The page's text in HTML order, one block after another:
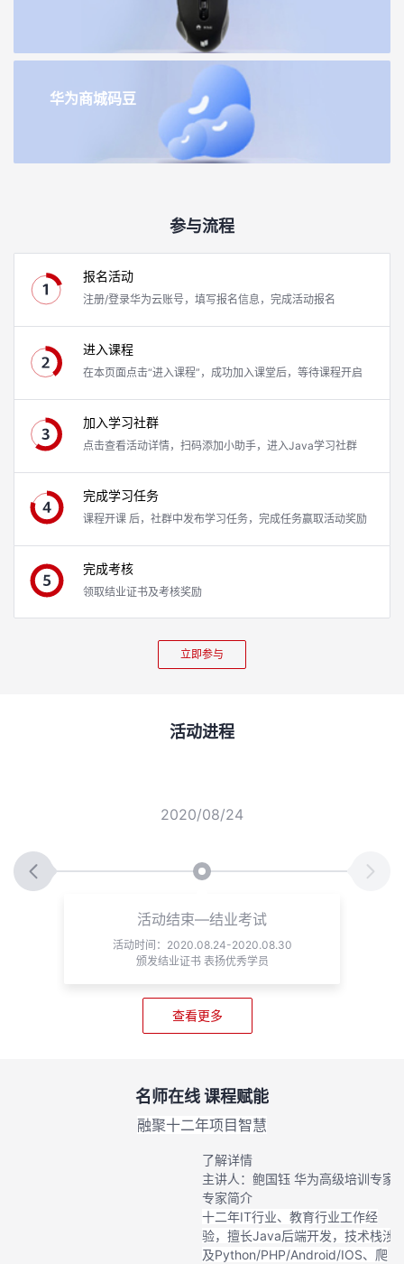
华为商城码豆
参与流程
报名活动
注册/登录华为云账号，填写报名信息，完成活动报名
进入课程
在本页面点击“进入课程”，成功加入课堂后，等待课程开启
加入学习社群
点击查看活动详情，扫码添加小助手，进入Java学习社群
完成学习任务
课程开课 后，社群中发布学习任务，完成任务赢取活动奖励
完成考核
领取结业证书及考核奖励
立即参与
活动进程
2020/08/24
活动结束—结业考试
活动时间：2020.08.24-2020.08.30
颁发结业证书 表扬优秀学员
查看更多
名师在线 课程赋能
融聚十二年项目智慧
了解详情
主讲人：鲍国钰 华为高级培训专家
专家简介
十二年IT行业、教育行业工作经
验，擅长Java后端开发，技术栈涉
及Python/PHP/Android/IOS、爬